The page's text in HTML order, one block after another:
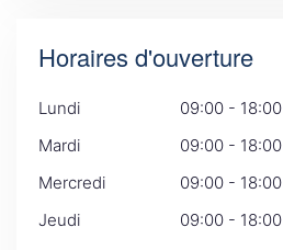
Horaires d'ouverture
Lundi
09:00 - 18:00
Mardi
09:00 - 18:00
Mercredi
09:00 - 18:00
Jeudi
09:00 - 18:00